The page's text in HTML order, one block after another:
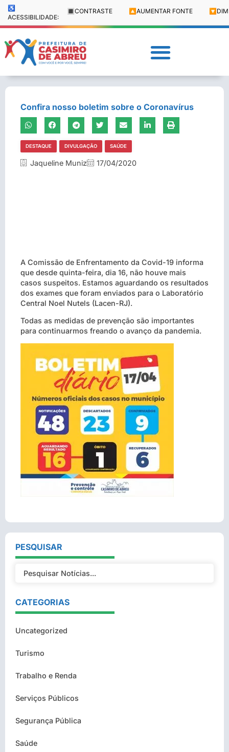
♿
ACESSIBILIDADE:
🔳 CONTRASTE 🔼 AUMENTAR FONTE 🔽
Confira nosso boletim sobre o Coronavírus
DESTAQUE DIVULGAÇÃO SAÚDE
Jaqueline Muniz 17/04/2020
A Comissão de Enfrentamento da Covid-19 informa
que desde quinta-feira, dia 16, não houve mais
casos suspeitos. Estamos aguardando os resultados
dos exames que foram enviados para o Laboratório
Central Noel Nutels (Lacen-RJ).
Todas as medidas de prevenção são importantes
para continuarmos freando o avanço da pandemia.
PESQUISAR
CATEGORIAS
Uncategorized
Turismo
Trabalho e Renda
Serviços Públicos
Segurança Pública
Saúde